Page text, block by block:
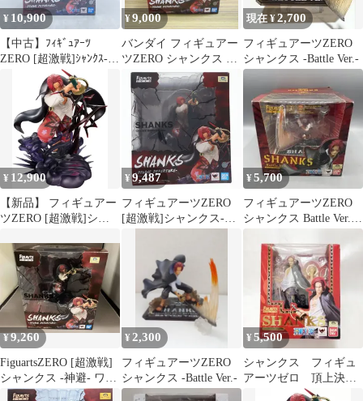
¥ 10,900
【中古】ﾌｨｷﾞｭｱｰﾂ
ZERO [超激戦]ｼｬﾝｸｽ-神
避- 未開封/箱ｲﾀﾐ ﾜﾝﾋﾟｰ
¥9,000
バンダイ フィギュアー
ツZERO シャンクス 神
避 未開封品
現在 ¥2,700
フィギュアーツZERO
シャンクス -Battle Ver.-
¥ 12,900
【新品】 フィギュアー
ツZERO [超激戦]シャ
¥ 9,487
フィギュアーツZERO
[超激戦]シャンクス-神
ア バンダイスピリッツ
¥5,700
フィギュアーツZERO
シャンクス Battle Ver.
¥9,260
FiguartsZERO [超激戦]
シャンクス -神避- ワン
ピｰス
¥ 2,300
フィギュアーツZERO
シャンクス -Battle Ver.-
¥5,500
シャンクス フィギュ
アーツゼロ 頂上決戦
ver. FIGUARTS ZERO